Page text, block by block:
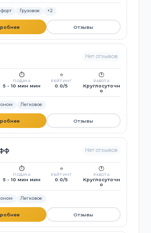
Грузовое +2
Отзывы
Нет отзывов
⏱️
ПОДАЧА
5 - 10 мин мин
⭐
РЕЙТИНГ
0.0/5
🕐
РАБОТА
Круглосуточн
о
Легковое
Отзывы
Нет отзывов
⏱️
ПОДАЧА
5 - 10 мин мин
⭐
РЕЙТИНГ
0.0/5
🕐
РАБОТА
Круглосуточн
о
Легковое
Отзывы